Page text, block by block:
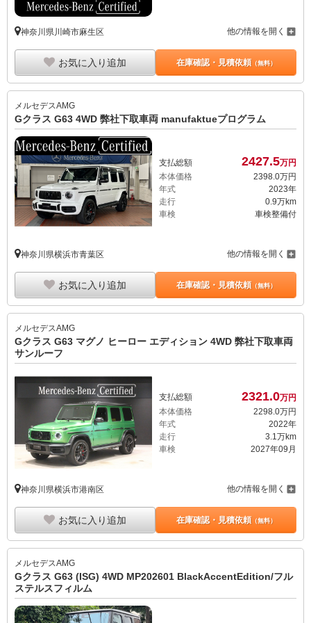
神奈川県川崎市麻生区 他の情報を開く
お気に入り追加 在庫確認・見積依頼（無料）
メルセデスAMG
Gクラス G63 4WD 弊社下取車両 manufaktueプログラム
支払総額 2427.5万円
本体価格
2398.0万円
年式
2023年
走行
0.9万km
車検
車検整備付
神奈川県横浜市青葉区 他の情報を開く
お気に入り追加 在庫確認・見積依頼（無料）
メルセデスAMG
Gクラス G63 マグノ ヒーロー エディション 4WD 弊社下取車両
サンルーフ
支払総額 2321.0万円
本体価格
2298.0万円
年式
2022年
走行
3.1万km
車検
2027年09月
神奈川県横浜市港南区 他の情報を開く
お気に入り追加 在庫確認・見積依頼（無料）
メルセデスAMG
Gクラス G63 (ISG) 4WD MP202601 BlackAccentEdition/フル
ステルスフィルム